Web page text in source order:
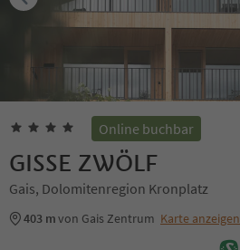
Online buchbar
GISSE ZWÖLF
Gais, Dolomitenregion Kronplatz
403 mvon Gais Zentrum Karte anzeigen